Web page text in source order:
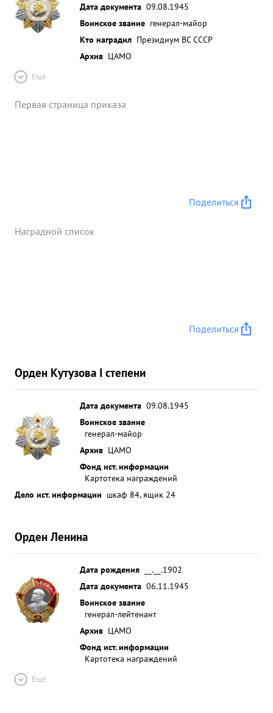
Дата документа 09.08.1945
Воинское звание генерал-майор
Кто наградил Президиум ВС СССР
Архив ЦАМО
Ещё
Первая страница приказа
Поделиться
Наградной список
Поделиться
Орден Кутузова I степени
Дата документа 09.08.1945
Воинское звание
генерал-майор
Архив ЦАМО
Фонд ист. информации
Картотека награждений
Дело ист. информации шкаф 84, ящик 24
Орден Ленина
Дата рождения
__.__.1902
Дата документа 06.11.1945
Воинское звание
генерал-лейтенант
Архив ЦАМО
Фонд ист. информации
Картотека награждений
Ещё